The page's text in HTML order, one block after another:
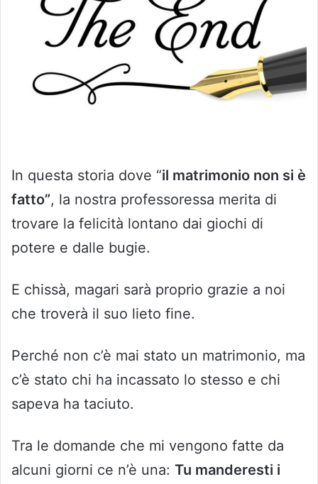
In questa storia dove “il matrimonio non si è
fatto”, la nostra professoressa merita di
trovare la felicità lontano dai giochi di
potere e dalle bugie.
E chissà, magari sarà proprio grazie a noi
che troverà il suo lieto fine.
Perché non c’è mai stato un matrimonio, ma
c’è stato chi ha incassato lo stesso e chi
sapeva ha taciuto.
Tra le domande che mi vengono fatte da
alcuni giorni ce n’è una: Tu manderesti i